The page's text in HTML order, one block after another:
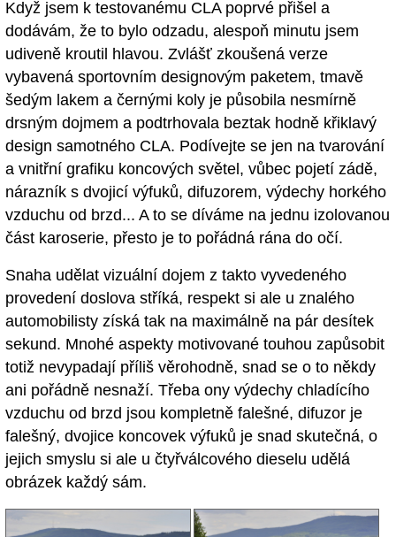
Když jsem k testovanému CLA poprvé přišel a
dodávám, že to bylo odzadu, alespoň minutu jsem
udiveně kroutil hlavou. Zvlášť zkoušená verze
vybavená sportovním designovým paketem, tmavě
šedým lakem a černými koly je působila nesmírně
drsným dojmem a podtrhovala beztak hodně křiklavý
design samotného CLA. Podívejte se jen na tvarování
a vnitřní grafiku koncových světel, vůbec pojetí zádě,
nárazník s dvojicí výfuků, difuzorem, výdechy horkého
vzduchu od brzd... A to se díváme na jednu izolovanou
část karoserie, přesto je to pořádná rána do očí.
Snaha udělat vizuální dojem z takto vyvedeného
provedení doslova stříká, respekt si ale u znalého
automobilisty získá tak na maximálně na pár desítek
sekund. Mnohé aspekty motivované touhou zapůsobit
totiž nevypadají příliš věrohodně, snad se o to někdy
ani pořádně nesnaží. Třeba ony výdechy chladícího
vzduchu od brzd jsou kompletně falešné, difuzor je
falešný, dvojice koncovek výfuků je snad skutečná, o
jejich smyslu si ale u čtyřválcového dieselu udělá
obrázek každý sám.